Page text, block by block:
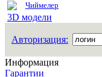
Чиймелер
3D модели
Авторизация:
Информация
Гарантии